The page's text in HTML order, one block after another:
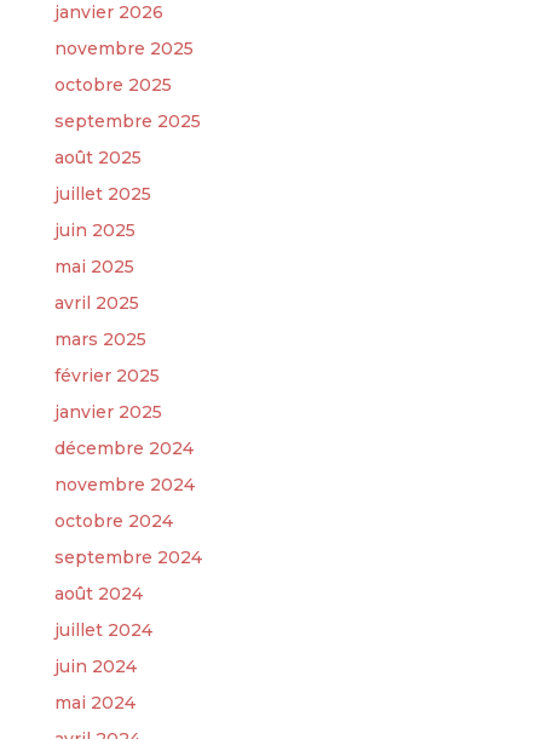
janvier 2026
novembre 2025
octobre 2025
septembre 2025
août 2025
juillet 2025
juin 2025
mai 2025
avril 2025
mars 2025
février 2025
janvier 2025
décembre 2024
novembre 2024
octobre 2024
septembre 2024
août 2024
juillet 2024
juin 2024
mai 2024